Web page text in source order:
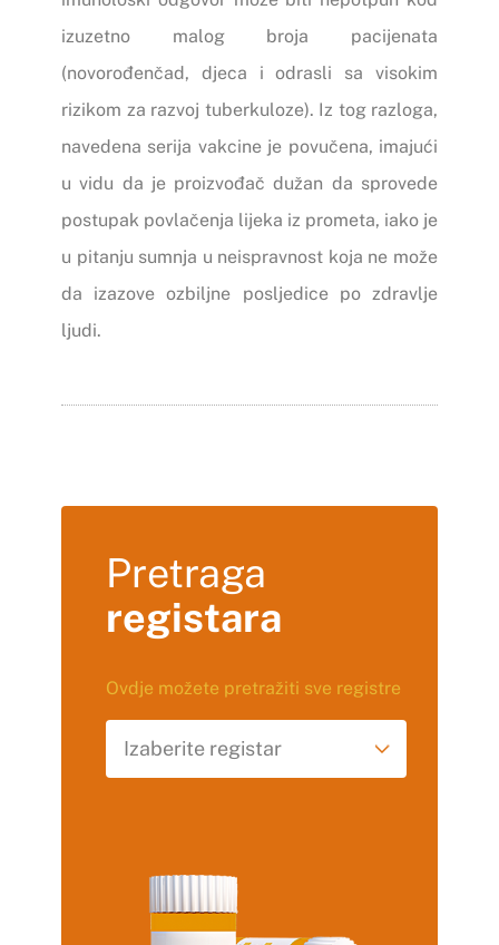
izuzetno malog broja pacijenata
(novorođenčad, djeca i odrasli sa visokim
rizikom za razvoj tuberkuloze). Iz tog razloga,
navedena serija vakcine je povučena, imajući
u vidu da je proizvođač dužan da sprovede
postupak povlačenja lijeka iz prometa, iako je
u pitanju sumnja u neispravnost koja ne može
da izazove ozbiljne posljedice po zdravlje
ljudi.
Pretraga
registara
Ovdje možete pretražiti sve registre